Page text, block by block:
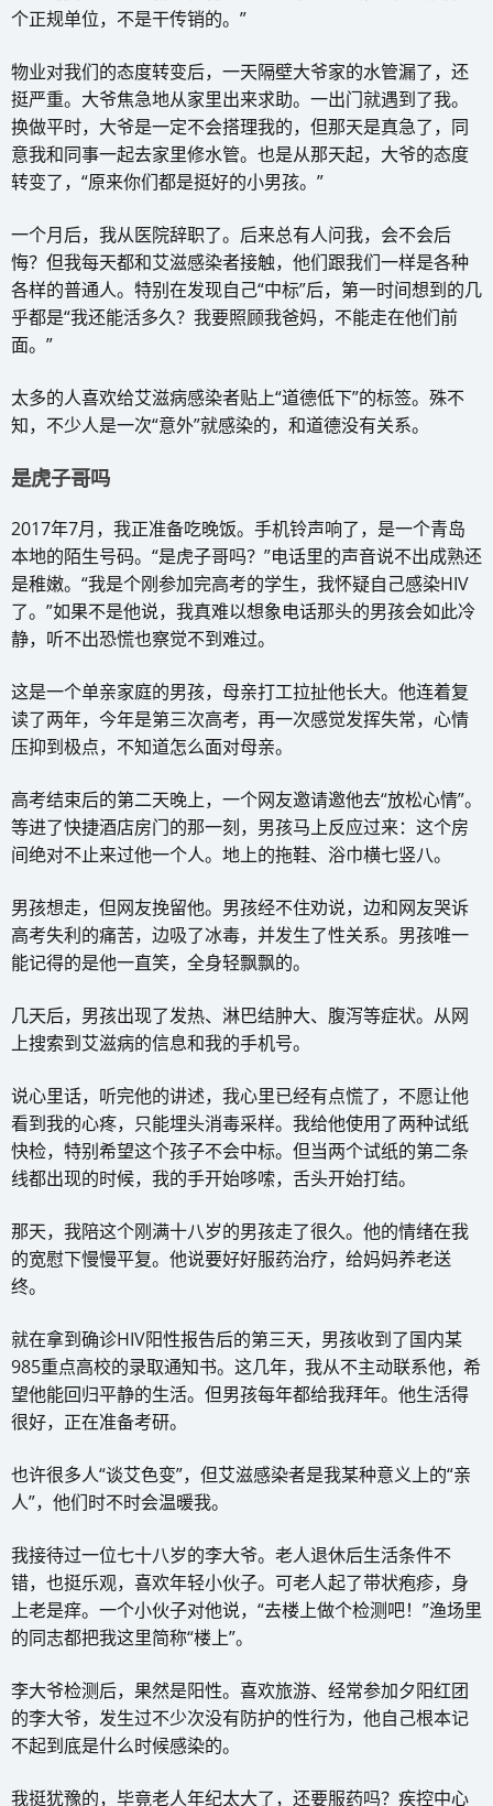
个正规单位，不是干传销的。”
物业对我们的态度转变后，一天隔壁大爷家的水管漏了，还
挺严重。大爷焦急地从家里出来求助。一出门就遇到了我。
换做平时，大爷是一定不会搭理我的，但那天是真急了，同
意我和同事一起去家里修水管。也是从那天起，大爷的态度
转变了，“原来你们都是挺好的小男孩。”
一个月后，我从医院辞职了。后来总有人问我，会不会后
悔？但我每天都和艾滋感染者接触，他们跟我们一样是各种
各样的普通人。特别在发现自己“中标”后，第一时间想到的几
乎都是“我还能活多久？我要照顾我爸妈，不能走在他们前
面。”
太多的人喜欢给艾滋病感染者贴上“道德低下”的标签。殊不
知，不少人是一次“意外”就感染的，和道德没有关系。
是虎子哥吗
2017年7月，我正准备吃晚饭。手机铃声响了，是一个青岛
本地的陌生号码。“是虎子哥吗？”电话里的声音说不出成熟还
是稚嫩。“我是个刚参加完高考的学生，我怀疑自己感染HIV
了。”如果不是他说，我真难以想象电话那头的男孩会如此冷
静，听不出恐慌也察觉不到难过。
这是一个单亲家庭的男孩，母亲打工拉扯他长大。他连着复
读了两年，今年是第三次高考，再一次感觉发挥失常，心情
压抑到极点，不知道怎么面对母亲。
高考结束后的第二天晚上，一个网友邀请邀他去“放松心情”。
等进了快捷酒店房门的那一刻，男孩马上反应过来：这个房
间绝对不止来过他一个人。地上的拖鞋、浴巾横七竖八。
男孩想走，但网友挽留他。男孩经不住劝说，边和网友哭诉
高考失利的痛苦，边吸了冰毒，并发生了性关系。男孩唯一
能记得的是他一直笑，全身轻飘飘的。
几天后，男孩出现了发热、淋巴结肿大、腹泻等症状。从网
上搜索到艾滋病的信息和我的手机号。
说心里话，听完他的讲述，我心里已经有点慌了，不愿让他
看到我的心疼，只能埋头消毒采样。我给他使用了两种试纸
快检，特别希望这个孩子不会中标。但当两个试纸的第二条
线都出现的时候，我的手开始哆嗦，舌头开始打结。
那天，我陪这个刚满十八岁的男孩走了很久。他的情绪在我
的宽慰下慢慢平复。他说要好好服药治疗，给妈妈养老送
终。
就在拿到确诊HIV阳性报告后的第三天，男孩收到了国内某
985重点高校的录取通知书。这几年，我从不主动联系他，希
望他能回归平静的生活。但男孩每年都给我拜年。他生活得
很好，正在准备考研。
也许很多人“谈艾色变”，但艾滋感染者是我某种意义上的“亲
人”，他们时不时会温暖我。
我接待过一位七十八岁的李大爷。老人退休后生活条件不
错，也挺乐观，喜欢年轻小伙子。可老人起了带状疱疹，身
上老是痒。一个小伙子对他说，“去楼上做个检测吧！”渔场里
的同志都把我这里简称“楼上”。
李大爷检测后，果然是阳性。喜欢旅游、经常参加夕阳红团
的李大爷，发生过不少次没有防护的性行为，他自己根本记
不起到底是什么时候感染的。
我挺犹豫的，毕竟老人年纪太大了，还要服药吗？疾控中心